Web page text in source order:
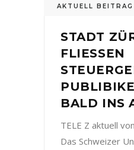
AKTUELL BEITRAG
STADT
FLIESSEN
BALD INS
TELE Z aktuell
Das Schweizer